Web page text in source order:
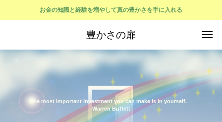
お金の知識と経験を増やして真の豊かさを手に入れる
豊かさの扉
The most important investment you can make is in yourself.
Warren Buffett
Compound interest is the eighth wonder of the world.
He who understands it, earns it; he who doesn\'t, pays it.
Albert Einstein